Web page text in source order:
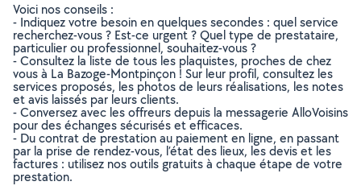
Voici nos conseils :
- Indiquez votre besoin en quelques secondes : quel service
recherchez-vous ? Est-ce urgent ? Quel type de prestataire,
particulier ou professionnel, souhaitez-vous ?
- Consultez la liste de tous les plaquistes, proches de chez
vous à La Bazoge-Montpinçon ! Sur leur profil, consultez les
services proposés, les photos de leurs réalisations, les notes
et avis laissés par leurs clients.
- Conversez avec les offreurs depuis la messagerie AlloVoisins
pour des échanges sécurisés et efficaces.
- Du contrat de prestation au paiement en ligne, en passant
par la prise de rendez-vous, l’état des lieux, les devis et les
factures : utilisez nos outils gratuits à chaque étape de votre
prestation.